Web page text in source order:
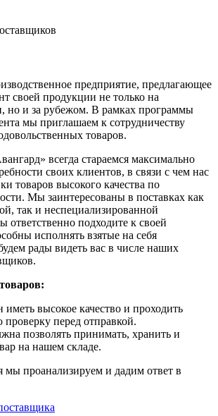
предприятие, предлагающее
своей продукции не только на
но и за рубежом. В рамках программы
мы приглашаем к сотрудничеству
товаров.
всегда стараемся максимально
своих клиентов, в связи с чем нас
товаров высокого качества по
Мы заинтересованы в поставках как
так и неспециализированной
ответственно подходите к своей
исполнять взятые на себя
рады видеть вас в числе наших
иметь высокое качество и проходить
проверку перед отправкой.
позволять принимать, хранить и
на нашем складе.
проанализируем и дадим ответ в